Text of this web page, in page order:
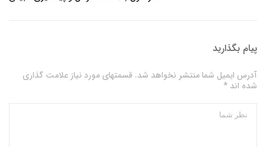
پیام بگذارید
آدرس ایمیل شما منتشر نخواهد شد. قسمتهای مورد نیاز علامت گذاری
شده اند *